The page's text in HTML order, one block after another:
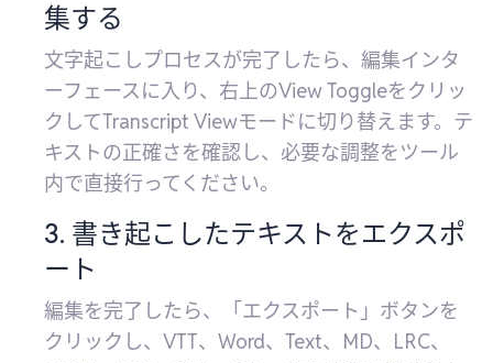
集する
文字起こしプロセスが完了したら、編集インタ
ーフェースに入り、右上のView Toggleをクリッ
クしてTranscript Viewモードに切り替えます。テ
キストの正確さを確認し、必要な調整をツール
内で直接行ってください。
3. 書き起こしたテキストをエクスポ
ート
編集を完了したら、「エクスポート」ボタンを
クリックし、VTT、Word、Text、MD、LRC、